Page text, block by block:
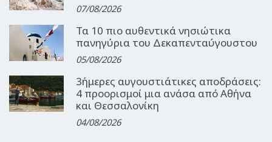
07/08/2026
Τα 10 πιο αυθεντικά νησιώτικα
πανηγύρια του Δεκαπενταύγουστου
05/08/2026
3ήμερες αυγουστιάτικες αποδράσεις:
4 προορισμοί μια ανάσα από Αθήνα
και Θεσσαλονίκη
04/08/2026